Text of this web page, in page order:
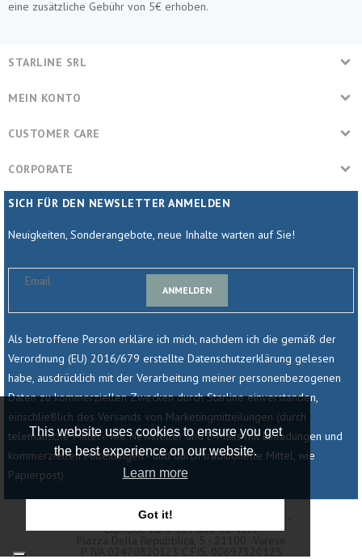
This website uses cookies to ensure you get
the best experience on our website.
Learn more
Got it!
eine zusätzliche Gebühr von 5€ erhoben.
STARLINE SRL
MEIN KONTO
CUSTOMER CARE
CORPORATE
SICH FÜR DEN NEWSLETTER ANMELDEN
Neuigkeiten, Sonderangebote, neue Inhalte warten auf Sie!
ANMELDEN
Als betroffene Person erkläre ich mich, nachdem ich die gemäß der
Verordnung (EU) 2016/679 erstellte Datenschutzerklärung gelesen
habe, ausdrücklich mit der Verarbeitung meiner personenbezogenen
Daten zu kommerziellen Zwecken durch Starline einverstanden,
einschließlich des Versands von Marketingmitteilungen (durch
telematische Mittel - wie Newsletter und E-Mails mit Einladungen und
kommerziellen Mitteilungen - und durch traditionelle Mittel, wie
Papierpost)
© 2025 - Starline Srl - Società Unipersonale -
Cap. Soc. Euro 189.800 Int. Vers.